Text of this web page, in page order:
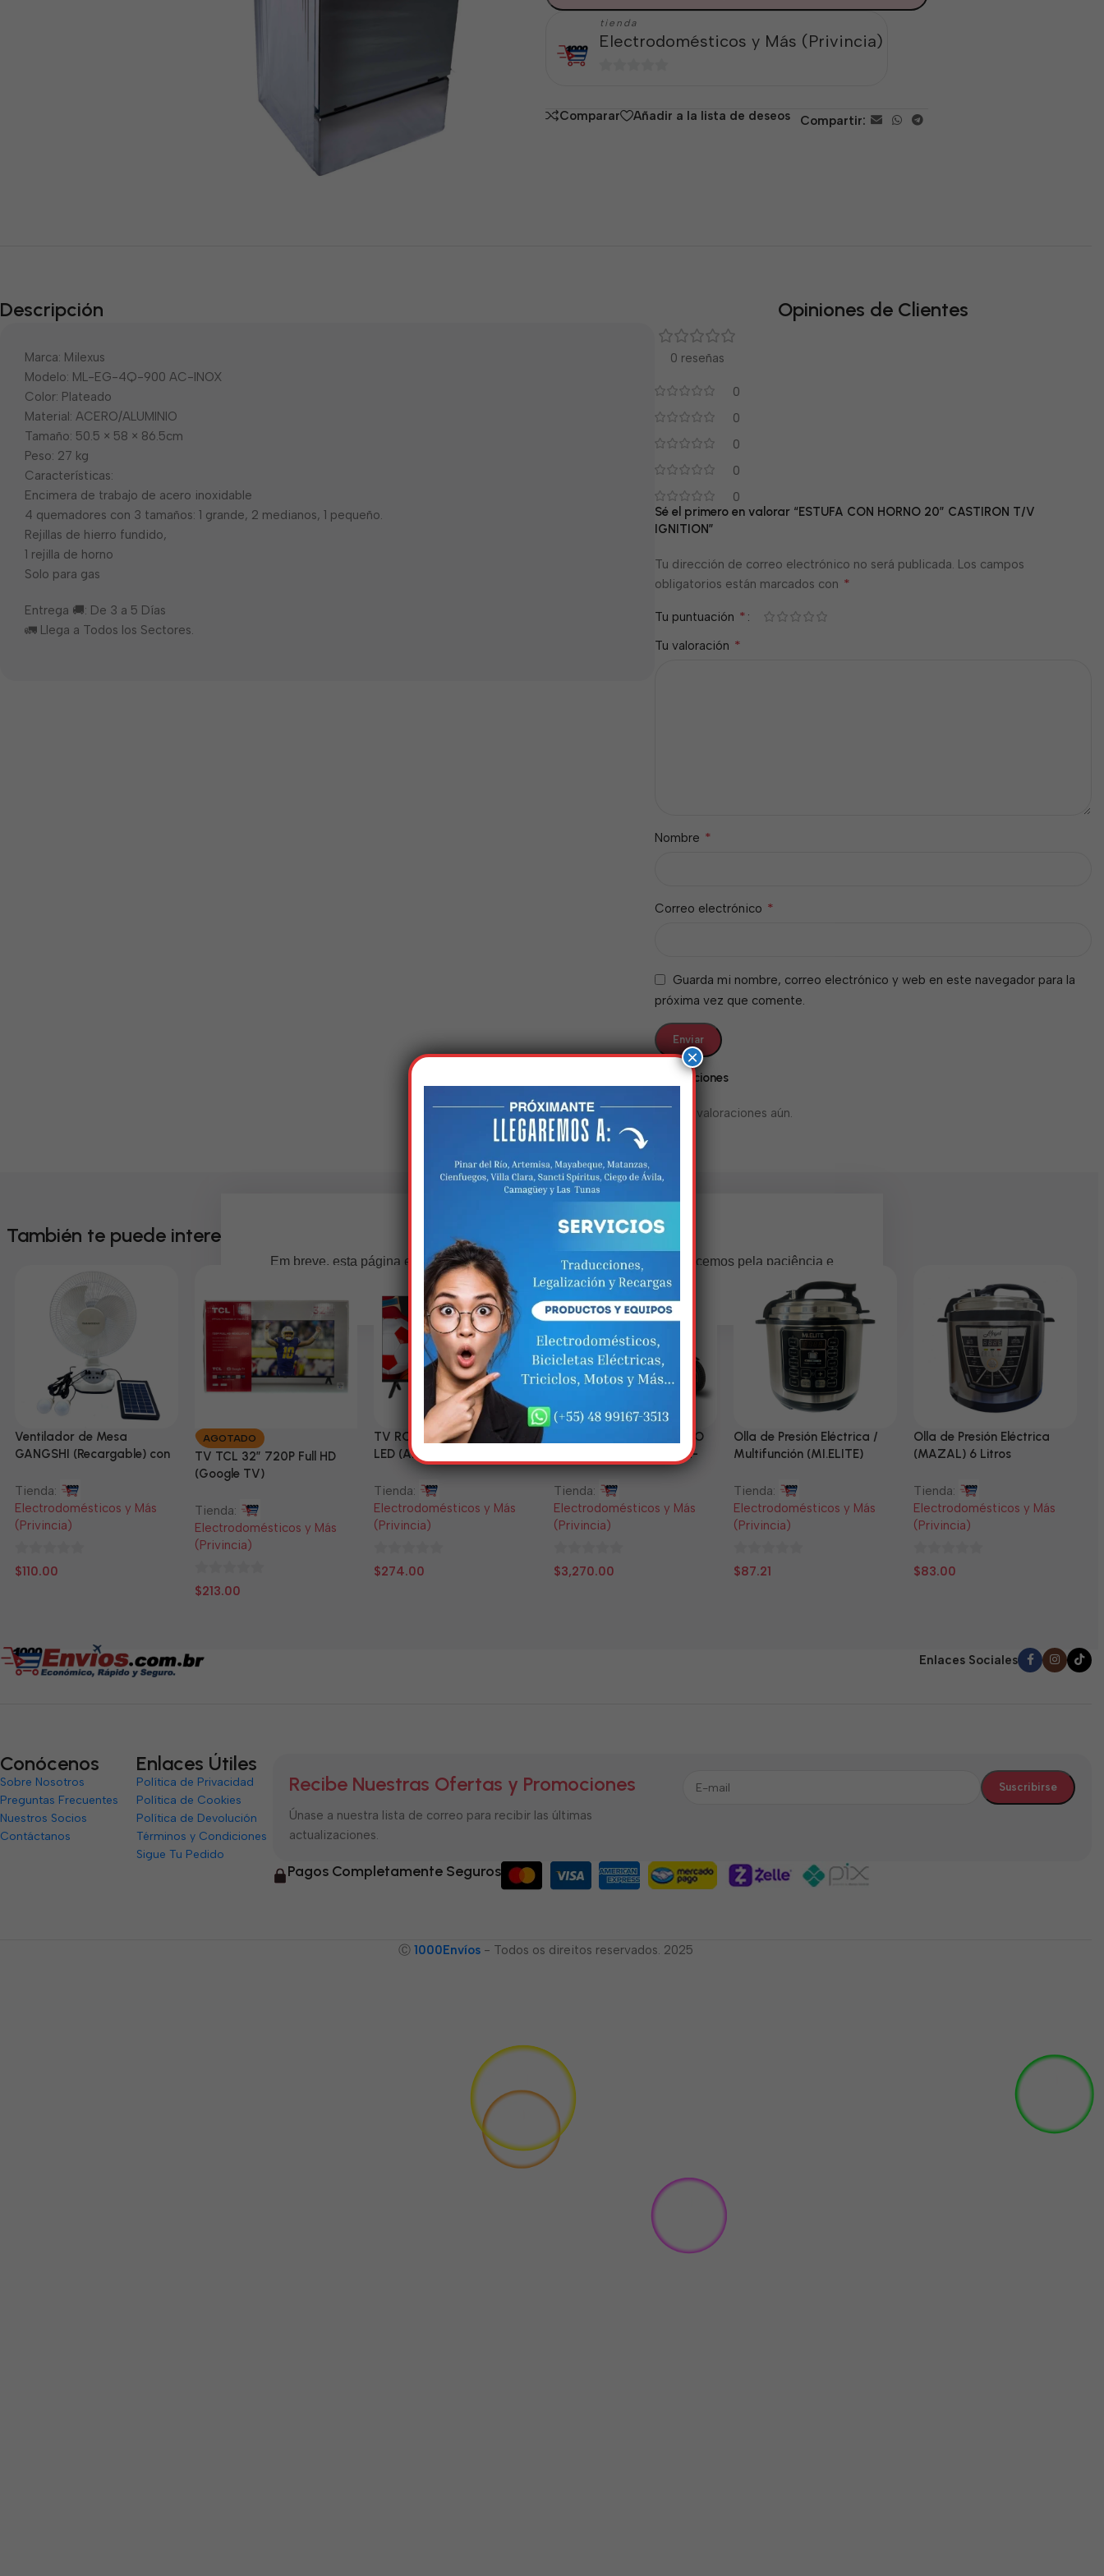
tienda
Electrodomésticos y Más (Privincia)
5
Comparar Añadir a la lista de deseos Compartir:
Descripción
Marca: Milexus
Modelo: ML-EG-4Q-900 AC-INOX
Color: Plateado
Material: ACERO/ALUMINIO
Tamaño: 50.5 × 58 × 86.5cm
Peso: 27 kg
Características:
Encimera de trabajo de acero inoxidable
4 quemadores con 3 tamaños: 1 grande, 2 medianos, 1 pequeño.
Rejillas de hierro fundido,
1 rejilla de horno
Solo para gas
Entrega 🚚: De 3 a 5 Días
🚛 Llega a Todos los Sectores.
Opiniones de Clientes
0 reseñas
0
0
0
0
0
Valoraciones
No hay valoraciones aún.
Sé el primero en valorar “ESTUFA CON HORNO 20″ CASTIRON T/V
IGNITION”
Tu dirección de correo electrónico no será publicada. Los campos
obligatorios están marcados con *
Tu puntuación *
Tu valoración *
Nombre *
Correo electrónico *
Guarda mi nombre, correo electrónico y web en este navegador para la
próxima vez que comente.
También te puede interesar
Ventilador de Mesa
GANGSHI (Recargable) con
Tienda:
Electrodomésticos y Más
(Privincia)
0
$110.00
AGOTADO
TV TCL 32” 720P Full HD
(Google TV)
Tienda:
Electrodomésticos y Más
(Privincia)
0
$213.00
TV RCA 43” 1080P Full HD
LED (Android Smart TV)
Tienda:
Electrodomésticos y Más
(Privincia)
0
$274.00
Triciclo Eléctrico (MODELO
ZJ150-R) 60V/45~52AH-
1200W
Tienda:
Electrodomésticos y Más
(Privincia)
0
$3,270.00
Olla de Presión Eléctrica /
Multifunción (MI.ELITE)
Tienda:
Electrodomésticos y Más
(Privincia)
0
$87.21
Olla de Presión Eléctrica
(MAZAL) 6 Litros
Tienda:
Electrodomésticos y Más
(Privincia)
0
$83.00
Enlaces Sociales
Conócenos
Sobre Nosotros
Preguntas Frecuentes
Nuestros Socios
Contáctanos
Enlaces Útiles
Política de Privacidad
Política de Cookies
Política de Devolución
Términos y Condiciones
Sigue Tu Pedido
Recibe Nuestras Ofertas y Promociones
Únase a nuestra lista de correo para recibir las últimas
actualizaciones.
Pagos Completamente Seguros
Ⓒ 1000Envíos - Todos os direitos reservados. 2025
×
Estamos trabalhando nisso!
Em breve, esta página estará disponível com novidades incríveis. Agradecemos pela paciência e
compreensão.